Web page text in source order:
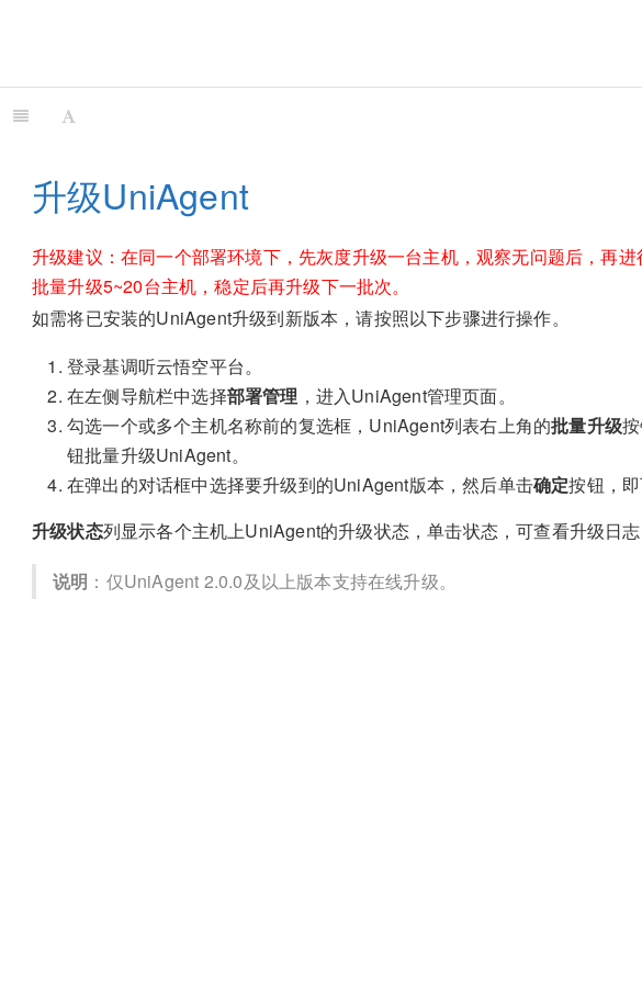
升级UniAgent
升级建议：在同一个部署环境下，先灰度升级一台主机，观察无问题后，再
批量升级5~20台主机，稳定后再升级下一批次。
如需将已安装的UniAgent升级到新版本，请按照以下步骤进行操作。
登录基调听云悟空平台。
在左侧导航栏中选择部署管理 ，进入UniAgent管理页面。
勾选一个或多个主机名称前的复选框，UniAgent列表右上角的批量升级
钮批量升级UniAgent。
在弹出的对话框中选择要升级到的UniAgent版本，然后单击确定按钮，
升级状态列显示各个主机上UniAgent的升级状态，单击状态，可查看升级日
说明 ：仅UniAgent 2.0.0及以上版本支持在线升级。